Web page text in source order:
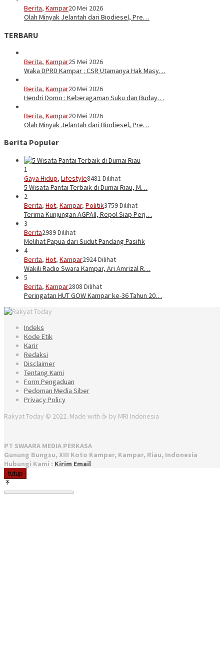
Berita, Kampar20 Mei 2026
Olah Minyak Jelantah dari Biodiesel, Pre…
TERBARU
Berita, Kampar25 Mei 2026
Waka DPRD Kampar : CSR Utamanya Hak Masy…
Berita, Kampar20 Mei 2026
Hendri Domo : Keberagaman Suku dan Buday…
Berita, Kampar20 Mei 2026
Olah Minyak Jelantah dari Biodiesel, Pre…
Berita Populer
1
Gaya Hidup, Lifestyle8481 Dilihat
5 Wisata Pantai Terbaik di Dumai Riau, M…
2
Berita, Hot, Kampar, Politik3759 Dilihat
Terima Kunjungan AGPAII, Repol Siap Perj…
3
Berita2989 Dilihat
Melihat Papua dari Sudut Pandang Pasifik
4
Berita, Hot, Kampar2924 Dilihat
Wakili Radio Swara Kampar, Ari Amrizal R…
5
Berita, Kampar2808 Dilihat
Peringatan HUT GOW Kampar ke-36 Tahun 20…
Indeks
Kode Etik
Karir
Redaksi
Disclaimer
Tentang Kami
Form Pengaduan
Pedoman Media Siber
Privacy Policy
Rakyat Today © 2022. Made with ☕ by MRI Indonesia
PT SWAARA MEDIA PERKASA
Gunung Bungsu, XIII Koto Kampar, Kampar, Riau, Indonesia
Hubungi Kami : Kirim Email
tutup